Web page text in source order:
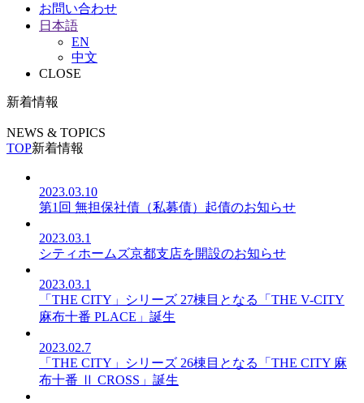
お問い合わせ
日本語
EN
中文
CLOSE
新着情報
NEWS & TOPICS
TOP新着情報
2023.03.10
第1回 無担保社債（私募債）起債のお知らせ
2023.03.1
シティホームズ京都支店を開設のお知らせ
2023.03.1
「THE CITY」シリーズ 27棟目となる「THE V-CITY
麻布十番 PLACE」誕生
2023.02.7
「THE CITY」シリーズ 26棟目となる「THE CITY 麻
布十番 Ⅱ CROSS」誕生